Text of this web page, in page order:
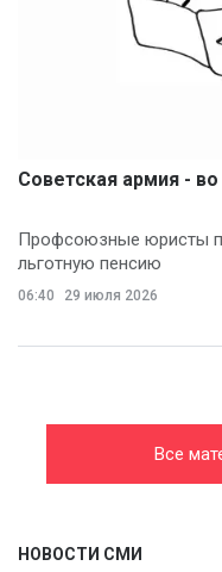
Советская армия -
Профсоюзные юристы
льготную пенсию
06:40 29 июля 2026
Все
НОВОСТИ СМИ